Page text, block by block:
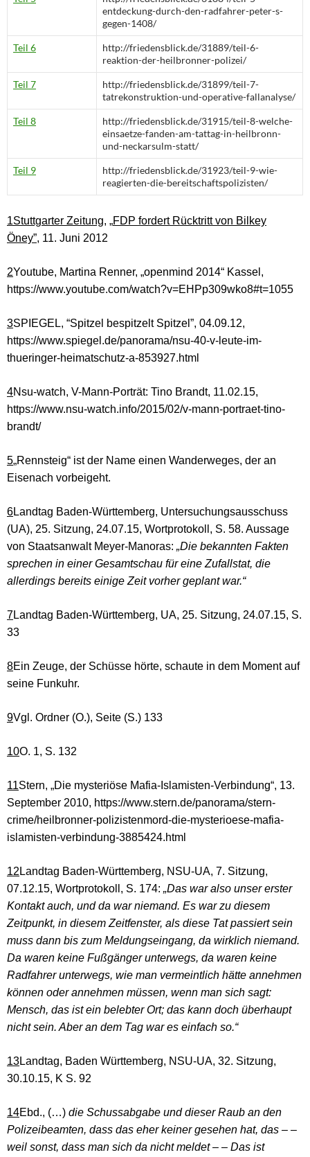
entdeckung-durch-den-radfahrer-peter-s-
gegen-1408/
Teil 6
http://friedensblick.de/31889/teil-6-
reaktion-der-heilbronner-polizei/
Teil 7
http://friedensblick.de/31899/teil-7-
tatrekonstruktion-und-operative-fallanalyse/
Teil 8
http://friedensblick.de/31915/teil-8-welche-
einsaetze-fanden-am-tattag-in-heilbronn-
und-neckarsulm-statt/
Teil 9
http://friedensblick.de/31923/teil-9-wie-
reagierten-die-bereitschaftspolizisten/
1Stuttgarter Zeitung, „FDP fordert Rücktritt von Bilkey
Öney”, 11. Juni 2012
2Youtube, Martina Renner, „openmind 2014“ Kassel,
https://www.youtube.com/watch?v=EHPp309wko8#t=1055
3SPIEGEL, “Spitzel bespitzelt Spitzel”, 04.09.12,
https://www.spiegel.de/panorama/nsu-40-v-leute-im-
thueringer-heimatschutz-a-853927.html
4Nsu-watch, V-Mann-Porträt: Tino Brandt, 11.02.15,
https://www.nsu-watch.info/2015/02/v-mann-portraet-tino-
brandt/
5„Rennsteig“ ist der Name einen Wanderweges, der an
Eisenach vorbeigeht.
6Landtag Baden-Württemberg, Untersuchungsausschuss
(UA), 25. Sitzung, 24.07.15, Wortprotokoll, S. 58. Aussage
von Staatsanwalt Meyer-Manoras: „Die bekannten Fakten
sprechen in einer Gesamtschau für eine Zufallstat, die
allerdings bereits einige Zeit vorher geplant war.“
7Landtag Baden-Württemberg, UA, 25. Sitzung, 24.07.15, S.
33
8Ein Zeuge, der Schüsse hörte, schaute in dem Moment auf
seine Funkuhr.
9Vgl. Ordner (O.), Seite (S.) 133
10O. 1, S. 132
11Stern, „Die mysteriöse Mafia-Islamisten-Verbindung“, 13.
September 2010, https://www.stern.de/panorama/stern-
crime/heilbronner-polizistenmord-die-mysterioese-mafia-
islamisten-verbindung-3885424.html
12 Landtag Baden-Württemberg, NSU-UA, 7. Sitzung,
07.12.15, Wortprotokoll, S. 174: „Das war also unser erster
Kontakt auch, und da war niemand. Es war zu diesem
Zeitpunkt, in diesem Zeitfenster, als diese Tat passiert sein
muss dann bis zum Meldungseingang, da wirklich niemand.
Da waren keine Fußgänger unterwegs, da waren keine
Radfahrer unterwegs, wie man vermeintlich hätte annehmen
können oder annehmen müssen, wenn man sich sagt:
Mensch, das ist ein belebter Ort; das kann doch überhaupt
nicht sein. Aber an dem Tag war es einfach so.“
13Landtag, Baden Württemberg, NSU-UA, 32. Sitzung,
30.10.15, K S. 92
14Ebd., (…) die Schussabgabe und dieser Raub an den
Polizeibeamten, dass das eher keiner gesehen hat, das – –
weil sonst, dass man sich da nicht meldet – – Das ist